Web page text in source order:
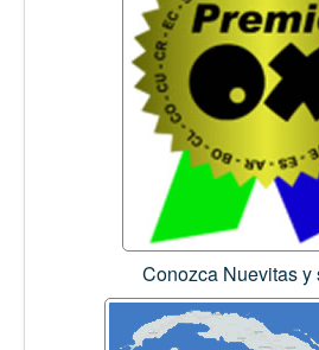
Conozca Nuevitas y